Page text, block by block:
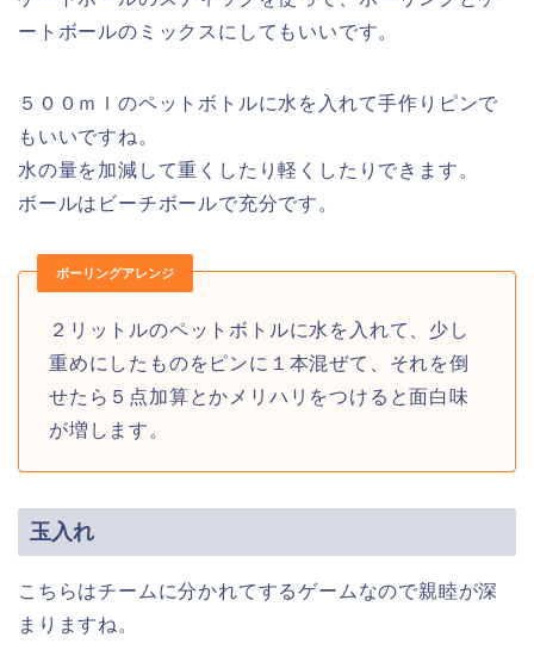
ートボールのミックスにしてもいいです。
５００ｍｌのペットボトルに水を入れて手作りピンで
もいいですね。
水の量を加減して重くしたり軽くしたりできます。
ボールはビーチボールで充分です。
ボーリングアレンジ
２リットルのペットボトルに水を入れて、少し
重めにしたものをピンに１本混ぜて、それを倒
せたら５点加算とかメリハリをつけると面白味
が増します。
玉入れ
こちらはチームに分かれてするゲームなので親睦が深
まりますね。